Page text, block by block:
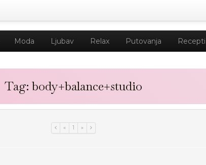
Moda Ljubav Relax Putovanja Recepti
Tag: body+balance+studio
« 1 »